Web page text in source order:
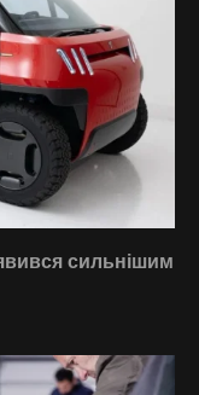
сильнішим